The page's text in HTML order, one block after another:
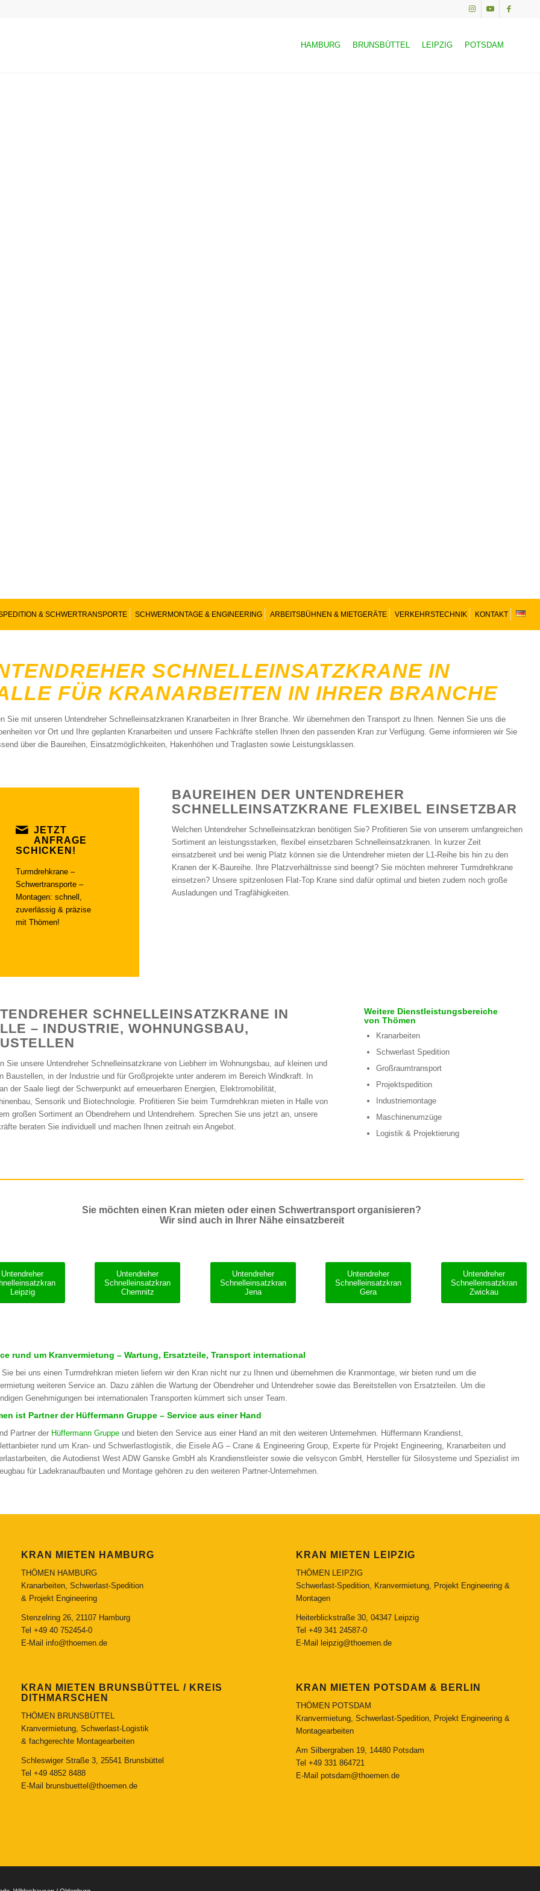
HAMBURG BRUNSBÜTTEL LEIPZIG POTSDAM
& SCHWERTRANSPORTE SCHWERMONTAGE & ENGINEERING ARBEITSBÜHNEN & MIETGERÄTE VERKEHRSTECHNIK KONTAKT
SCHNELLEINSATZKRANE IN
FÜR KRANARBEITEN IN IHRER BRANCHE
Sie mit unseren Untendreher Schnelleinsatzkranen Kranarbeiten in Ihrer Branche. Wir übernehmen den Transport zu Ihnen. Nennen Sie uns die
vor Ort und Ihre geplanten Kranarbeiten und unsere Fachkräfte stellen Ihnen den passenden Kran zur Verfügung. Gerne informieren wir Sie
über die Baureihen, Einsatzmöglichkeiten, Hakenhöhen und Traglasten sowie Leistungsklassen.
JETZT
ANFRAGE
SCHICKEN!
Turmdrehkrane –
Schwertransporte –
Montagen: schnell,
zuverlässig & präzise
mit Thömen!
BAUREIHEN DER UNTENDREHER
SCHNELLEINSATZKRANE FLEXIBEL EINSETZBAR
Welchen Untendreher Schnelleinsatzkran benötigen Sie? Profitieren Sie von unserem umfangreichen
Sortiment an leistungsstarken, flexibel einsetzbaren Schnelleinsatzkranen. In kurzer Zeit
einsatzbereit und bei wenig Platz können sie die Untendreher mieten der L1-Reihe bis hin zu den
Kranen der K-Baureihe. Ihre Platzverhältnisse sind beengt? Sie möchten mehrerer Turmdrehkrane
einsetzen? Unsere spitzenlosen Flat-Top Krane sind dafür optimal und bieten zudem noch große
Ausladungen und Tragfähigkeiten.
SCHNELLEINSATZKRANE IN
– INDUSTRIE, WOHNUNGSBAU,
Sie unsere Untendreher Schnelleinsatzkrane von Liebherr im Wohnungsbau, auf kleinen und
Baustellen, in der Industrie und für Großprojekte unter anderem im Bereich Windkraft. In
der Saale liegt der Schwerpunkt auf erneuerbaren Energien, Elektromobilität,
Sensorik und Biotechnologie. Profitieren Sie beim Turmdrehkran mieten in Halle von
großen Sortiment an Obendrehern und Untendrehern. Sprechen Sie uns jetzt an, unsere
beraten Sie individuell und machen Ihnen zeitnah ein Angebot.
Weitere Dienstleistungsbereiche
von Thömen
Kranarbeiten
Schwerlast Spedition
Großraumtransport
Projektspedition
Industriemontage
Maschinenumzüge
Logistik & Projektierung
Sie möchten einen Kran mieten oder einen Schwertransport organisieren?
Wir sind auch in Ihrer Nähe einsatzbereit
Untendreher
Leipzig
Untendreher
Schnelleinsatzkran
Chemnitz
Untendreher
Schnelleinsatzkran
Jena
Untendreher
Schnelleinsatzkran
Gera
Untendreher
Schnelleinsatzkran
Zwickau
rund um Kranvermietung – Wartung, Ersatzteile, Transport international
Sie bei uns einen Turmdrehkran mieten liefern wir den Kran nicht nur zu Ihnen und übernehmen die Kranmontage, wir bieten rund um die
weiteren Service an. Dazu zählen die Wartung der Obendreher und Untendreher sowie das Bereitstellen von Ersatzteilen. Um die
Genehmigungen bei internationalen Transporten kümmert sich unser Team.
ist Partner der Hüffermann Gruppe – Service aus einer Hand
Partner der Hüffermann Gruppe und bieten den Service aus einer Hand an mit den weiteren Unternehmen. Hüffermann Krandienst,
rund um Kran- und Schwerlastlogistik, die Eisele AG – Crane & Engineering Group, Experte für Projekt Engineering, Kranarbeiten und
die Autodienst West ADW Ganske GmbH als Krandienstleister sowie die velsycon GmbH, Hersteller für Silosysteme und Spezialist im
für Ladekranaufbauten und Montage gehören zu den weiteren Partner-Unternehmen.
KRAN MIETEN HAMBURG
THÖMEN HAMBURG
Kranarbeiten, Schwerlast-Spedition
& Projekt Engineering
Stenzelring 26, 21107 Hamburg
Tel +49 40 752454-0
E-Mail info@thoemen.de
KRAN MIETEN BRUNSBÜTTEL / KREIS
DITHMARSCHEN
THÖMEN BRUNSBÜTTEL
Kranvermietung, Schwerlast-Logistik
& fachgerechte Montagearbeiten
Schleswiger Straße 3, 25541 Brunsbüttel
Tel +49 4852 8488
E-Mail brunsbuettel@thoemen.de
KRAN MIETEN LEIPZIG
THÖMEN LEIPZIG
Schwerlast-Spedition, Kranvermietung, Projekt Engineering &
Montagen
Heiterblickstraße 30, 04347 Leipzig
Tel +49 341 24587-0
E-Mail
leipzig@thoemen.de
KRAN MIETEN POTSDAM & BERLIN
THÖMEN POTSDAM
Kranvermietung, Schwerlast-Spedition, Projekt Engineering &
Montagearbeiten
Am Silbergraben 19, 14480 Potsdam
Tel +49 331 864721
E-Mail potsdam@thoemen.de